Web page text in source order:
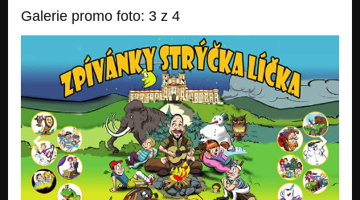
Galerie promo foto: 3 z 4